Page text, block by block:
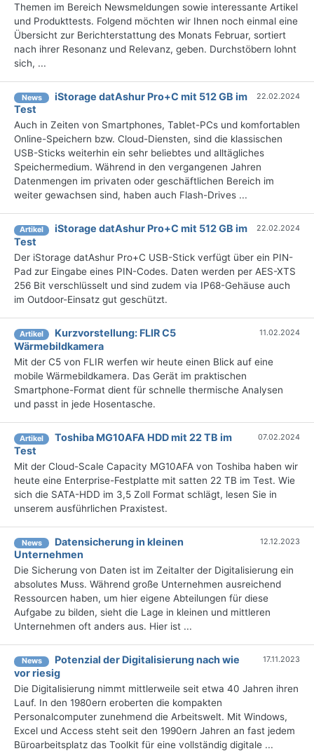
Themen im Bereich Newsmeldungen sowie interessante Artikel
und Produkttests. Folgend möchten wir Ihnen noch einmal eine
Übersicht zur Berichterstattung des Monats Februar, sortiert
nach ihrer Resonanz und Relevanz, geben. Durchstöbern lohnt
sich, ...
News
iStorage datAshur Pro+C mit 512 GB im
Test
22.02.2024
Auch in Zeiten von Smartphones, Tablet-PCs und komfortablen
Online-Speichern bzw. Cloud-Diensten, sind die klassischen
USB-Sticks weiterhin ein sehr beliebtes und alltägliches
Speichermedium. Während in den vergangenen Jahren
Datenmengen im privaten oder geschäftlichen Bereich im
weiter gewachsen sind, haben auch Flash-Drives ...
Artikel
iStorage datAshur Pro+C mit 512 GB im
Test
22.02.2024
Der iStorage datAshur Pro+C USB-Stick verfügt über ein PIN-
Pad zur Eingabe eines PIN-Codes. Daten werden per AES-XTS
256 Bit verschlüsselt und sind zudem via IP68-Gehäuse auch
im Outdoor-Einsatz gut geschützt.
Artikel
Kurzvorstellung: FLIR C5
Wärmebildkamera
11.02.2024
Mit der C5 von FLIR werfen wir heute einen Blick auf eine
mobile Wärmebildkamera. Das Gerät im praktischen
Smartphone-Format dient für schnelle thermische Analysen
und passt in jede Hosentasche.
Artikel
Toshiba MG10AFA HDD mit 22 TB im
Test
07.02.2024
Mit der Cloud-Scale Capacity MG10AFA von Toshiba haben wir
heute eine Enterprise-Festplatte mit satten 22 TB im Test. Wie
sich die SATA-HDD im 3,5 Zoll Format schlägt, lesen Sie in
unserem ausführlichen Praxistest.
News
Datensicherung in kleinen
Unternehmen
12.12.2023
Die Sicherung von Daten ist im Zeitalter der Digitalisierung ein
absolutes Muss. Während große Unternehmen ausreichend
Ressourcen haben, um hier eigene Abteilungen für diese
Aufgabe zu bilden, sieht die Lage in kleinen und mittleren
Unternehmen oft anders aus. Hier ist ...
News
Potenzial der Digitalisierung nach wie
vor riesig
17.11.2023
Die Digitalisierung nimmt mittlerweile seit etwa 40 Jahren ihren
Lauf. In den 1980ern eroberten die kompakten
Personalcomputer zunehmend die Arbeitswelt. Mit Windows,
Excel und Access steht seit den 1990ern Jahren an fast jedem
Büroarbeitsplatz das Toolkit für eine vollständig digitale ...